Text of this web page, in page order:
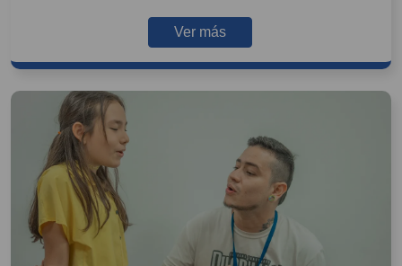
Ver más